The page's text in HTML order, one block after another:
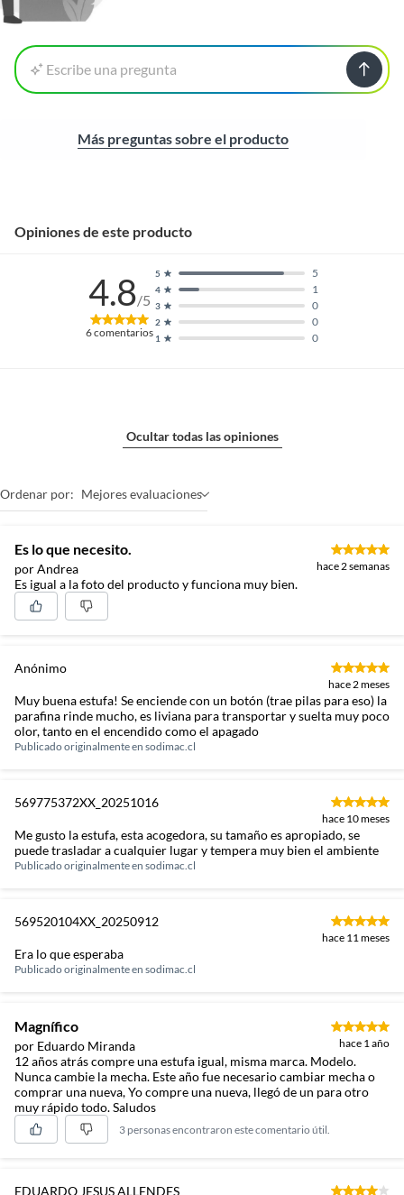
Escribe una pregunta
Más preguntas sobre el producto
Opiniones de este producto
4.8/5
6comentarios 1 0
2 0
3 0
4 1
5 5
Ocultar todas las opiniones
Ordenar por: Mejores evaluaciones
Es lo que necesito.
por Andrea hace 2 semanas
Es igual a la foto del producto y funciona muy bien.
Anónimo
hace 2 meses
Muy buena estufa! Se enciende con un botón (trae pilas para eso) la
parafina rinde mucho, es liviana para transportar y suelta muy poco
olor, tanto en el encendido como el apagado
Publicado originalmente en sodimac.cl
569775372XX_20251016
hace 10 meses
Me gusto la estufa, esta acogedora, su tamaño es apropiado, se
puede trasladar a cualquier lugar y tempera muy bien el ambiente
Publicado originalmente en sodimac.cl
569520104XX_20250912
hace 11 meses
Era lo que esperaba
Publicado originalmente en sodimac.cl
Magnífico
por Eduardo Miranda hace 1 año
12 años atrás compre una estufa igual, misma marca. Modelo.
Nunca cambie la mecha. Este año fue necesario cambiar mecha o
comprar una nueva, Yo compre una nueva, llegó de un para otro
muy rápido todo. Saludos
3 personas encontraron este comentario útil.
EDUARDO JESUS ALLENDES